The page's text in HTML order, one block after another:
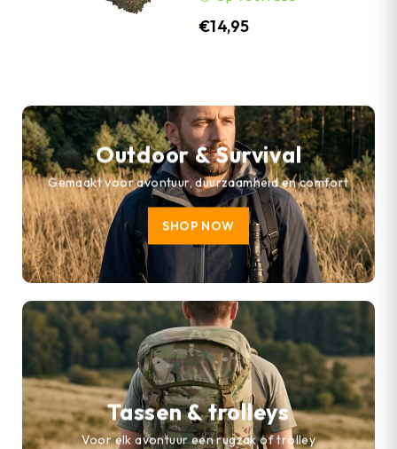
€14,95
Outdoor & Survival
Gemaakt voor avontuur, duurzaamheid en comfort
SHOP NOW
Tassen & trolleys
Voor elk avontuur een rugzak of trolley